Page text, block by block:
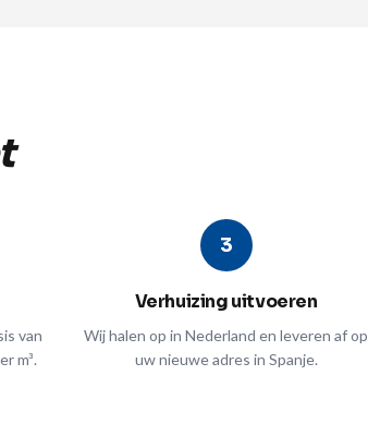
van
m³.
3
Verhuizing uitvoeren
Wij halen op in Nederland en leveren af op
uw nieuwe adres in Spanje.